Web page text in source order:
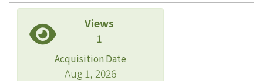
Views
1
Acquisition Date
Aug 1, 2026